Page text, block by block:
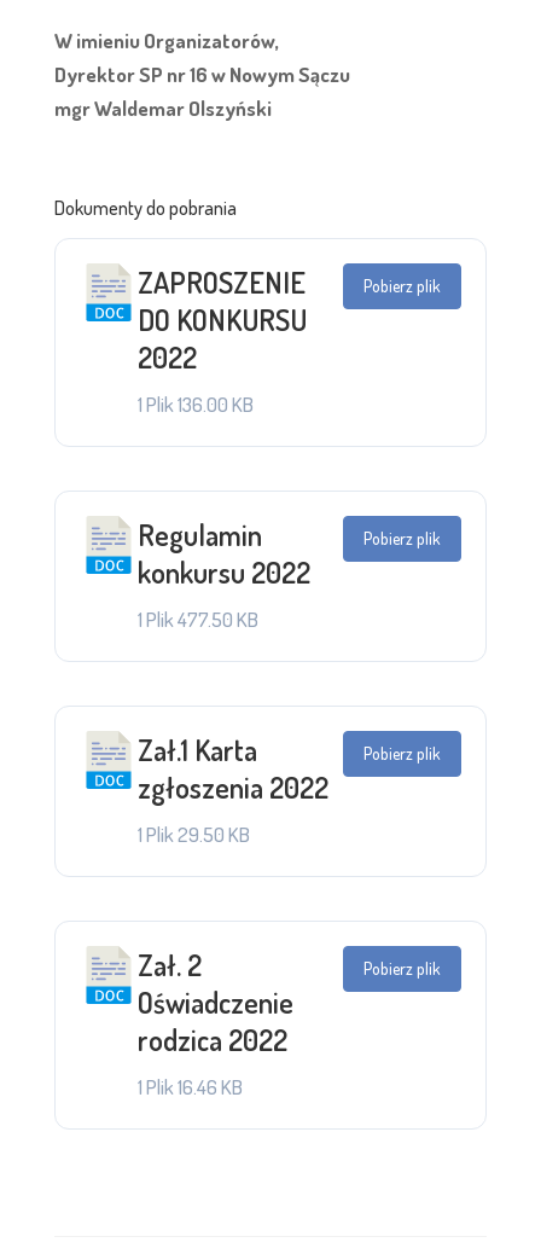
W imieniu Organizatorów,
Dyrektor SP nr 16 w Nowym Sączu
mgr Waldemar Olszyński
Dokumenty do pobrania
ZAPROSZENIE
DO KONKURSU
2022
1 Plik136.00 KB
Pobierz plik
Regulamin
konkursu 2022
1 Plik477.50 KB
Pobierz plik
Zał.1 Karta
zgłoszenia 2022
1 Plik29.50 KB
Pobierz plik
Zał. 2
Oświadczenie
rodzica 2022
1 Plik16.46 KB
Pobierz plik